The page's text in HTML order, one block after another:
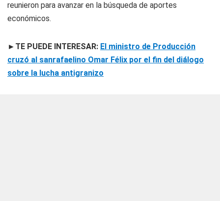
reunieron para avanzar en la búsqueda de aportes
económicos.
►TE PUEDE INTERESAR: El ministro de Producción
cruzó al sanrafaelino Omar Félix por el fin del diálogo
sobre la lucha antigranizo